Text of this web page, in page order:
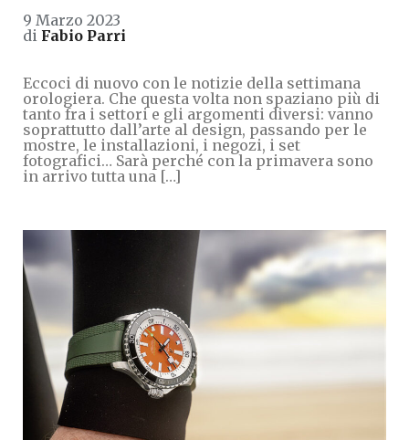
9 Marzo 2023
di Fabio Parri
Eccoci di nuovo con le notizie della settimana
orologiera. Che questa volta non spaziano più di
tanto fra i settori e gli argomenti diversi: vanno
soprattutto dall’arte al design, passando per le
mostre, le installazioni, i negozi, i set
fotografici… Sarà perché con la primavera sono
in arrivo tutta una […]